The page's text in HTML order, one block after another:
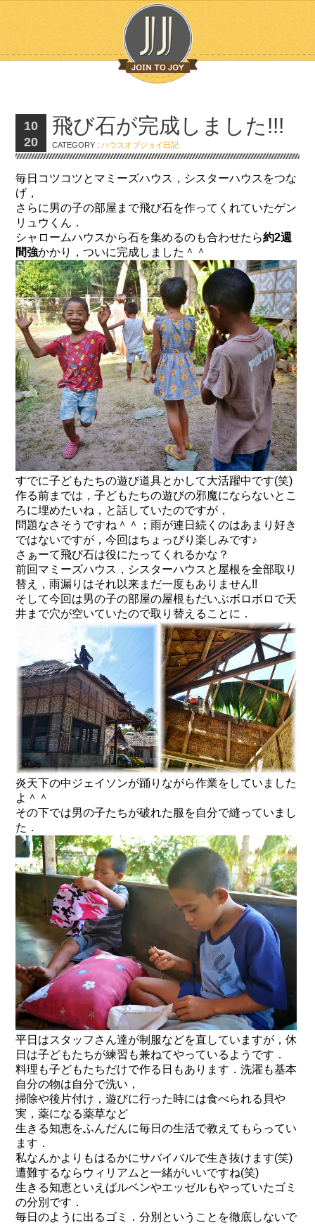
10
20
飛び石が完成しました!!!
CATEGORY :ハウスオブジョイ日記
毎日コツコツとマミーズハウス，シスターハウスをつな
げ，
さらに男の子の部屋まで飛び石を作ってくれていたゲン
リュウくん．
シャロームハウスから石を集めるのも合わせたら約2週
間強かかり，ついに完成しました＾＾
すでに子どもたちの遊び道具とかして大活躍中です(笑)
作る前までは，子どもたちの遊びの邪魔にならないとこ
ろに埋めたいね，と話していたのですが，
問題なさそうですね＾＾；雨が連日続くのはあまり好き
ではないですが，今回はちょっぴり楽しみです♪
さぁーて飛び石は役にたってくれるかな？
前回マミーズハウス，シスターハウスと屋根を全部取り
替え，雨漏りはそれ以来まだ一度もありません!!
そして今回は男の子の部屋の屋根もだいぶボロボロで天
井まで穴が空いていたので取り替えることに．
炎天下の中ジェイソンが踊りながら作業をしていました
よ＾＾
その下では男の子たちが破れた服を自分で縫っていまし
た．
平日はスタッフさん達が制服などを直していますが，休
日は子どもたちが練習も兼ねてやっているようです．
料理も子どもたちだけで作る日もあります．洗濯も基本
自分の物は自分で洗い，
掃除や後片付け，遊びに行った時には食べられる貝や
実，薬になる薬草など
生きる知恵をふんだんに毎日の生活で教えてもらってい
ます．
私なんかよりもはるかにサバイバルで生き抜けます(笑)
遭難するならウィリアムと一緒がいいですね(笑)
生きる知恵といえばルベンやエッゼルもやっていたゴミ
の分別です．
毎日のように出るゴミ．分別ということを徹底しないで